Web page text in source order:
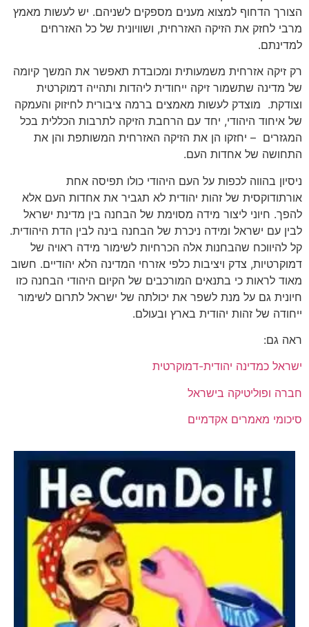
הצורך הדחוף למצוא מענים מספקים לשניהם. יש לעשות מאמץ
מרבי לחזק את הזיקה האזרחית, ושוויונית של כל האזרחים
למדינתם.
רק זיקה אזרחית משמעותית ומכובדת תאפשר את המשך קיומה
של מדינה שתשמור זיקה ייחודית ליהדות ותהייה דמוקרטית
וצודקת. מוצדק לעשות מאמצים ברמה ציבורית לחיזוק והעמקה
של איחוד היהודי, יחד עם הרחבת הזיקה לתרבות הכללית בכל
המגזרים – יחזקו הן את הזיקה האזרחית המשותפת והן את
התחושה של אחדות העם.
ניסיון בהווה לכפות על העם היהודי כולו תפיסה אחת
אורתודוקסית של זהות יהודית לא תגביר את אחדות העם אלא
להפך. חיוני ליצור מידה מסוימת של הבחנה בין מדינת ישראל
לבין עם ישראל ומידה ניכרת של הבחנה בינה לבין הדת היהודית.
קל להיווכח שהבחנות אלה הכרחיות לשימור מידה ראויה של
דמוקרטיות, צדק ויציבות כלפי אזרחי המדינה הלא יהודיים. חשוב
מאוד לראות כי בתנאים המורכבים של הקיום היהודי הבחנה כזו
חיונית גם על מנת לשפר את יכולתה של ישראל לתרום לשימור
ייחודה של זהות יהודית בארץ ובעולם.
ראה גם:
ישראל כמדינה יהודית-דמוקרטית
חברה ופוליטיקה בישראל
סיכומי מאמרים אקדמיים